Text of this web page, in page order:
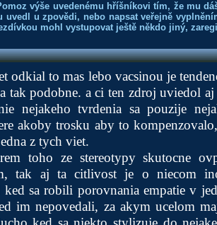
výše uvedenému hříšníkovi tím, že mu
uvedl u zpovědi, nebo napsat veřejně
mohl vystupovat ještě někdo jiný,
odkial to mas lebo vacsinou je
tak podobne. a ci ten zdroj uviedol
nejakeho tvrdenia sa pouzije
akoby trosku aby to
z tych viet.
toho ze stereotypy skutocne
tak aj ta citlivost je o niecom
sa robili porovnania empatie v
im nepovedali, za akym ucelom